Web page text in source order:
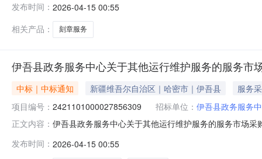
的基本概况：七、其它事项：详见附件中的合同文件八
发布时间： 2026-04-15 00:55
相关产品：
刻章服务
伊吾县政务服务中心关于其他运行维护服务的服务市
中标｜中标通知 新疆维吾尔自治区｜哈密市｜伊吾县
服务
项目编号： 2421101000027856309 招标单位： 伊吾县政务服务
正文内容： 伊吾县政务服务中心关于其他运行维护服务的服务市场
项目所在行政区划编码:650522项目所在行政区划名称:
发布时间： 2026-04-15 00:55